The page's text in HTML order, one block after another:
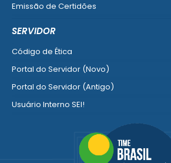
Emissão de Certidões
SERVIDOR
Código de Ética
Portal do Servidor (Novo)
Portal do Servidor (Antigo)
Usuário Interno SEI!
Portal do Segurado